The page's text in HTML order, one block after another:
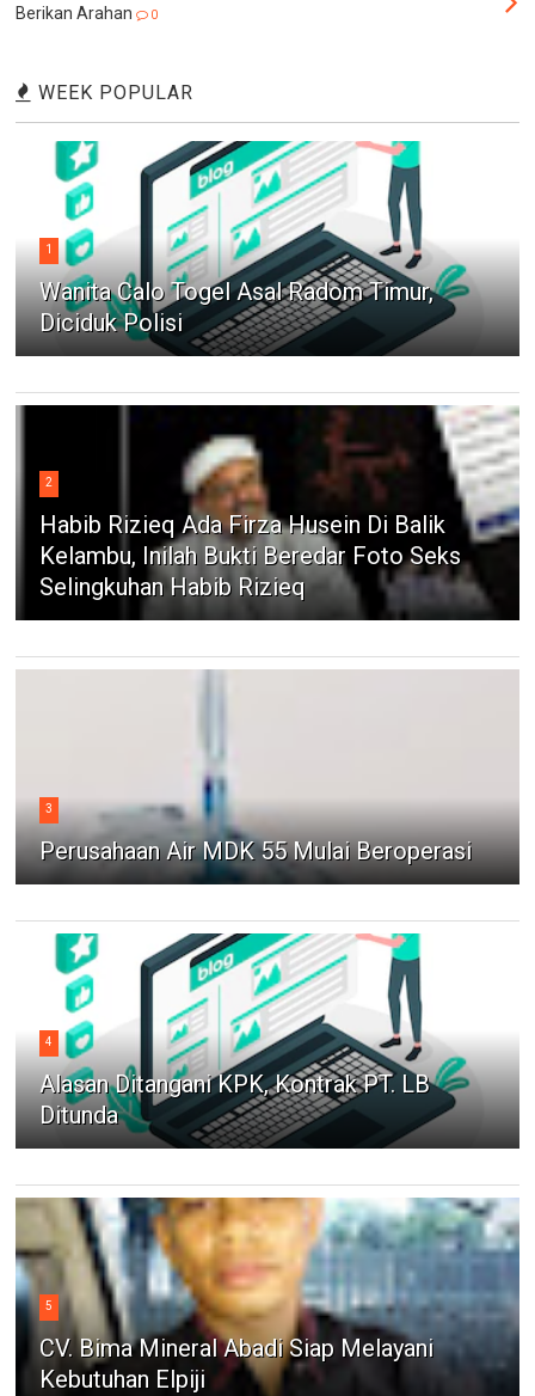
Berikan Arahan
0
WEEK POPULAR
1
Wanita Calo Togel Asal Radom Timur,
Diciduk Polisi
2
Habib Rizieq Ada Firza Husein Di Balik
Kelambu, Inilah Bukti Beredar Foto Seks
Selingkuhan Habib Rizieq
3
Perusahaan Air MDK 55 Mulai Beroperasi
4
Alasan Ditangani KPK, Kontrak PT. LB
Ditunda
5
CV. Bima Mineral Abadi Siap Melayani
Kebutuhan Elpiji